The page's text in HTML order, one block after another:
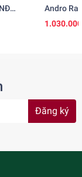
Andro
Đăng ký